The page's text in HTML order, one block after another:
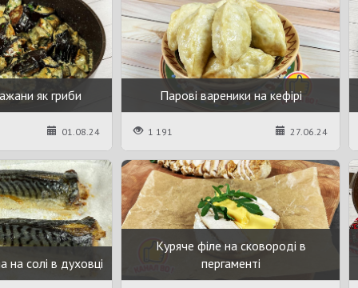
як гриби
01.08.24
Парові вареники на кефірі
1 191 27.06.24
на солі в духовці
Куряче філе на сковороді в
пергаменті